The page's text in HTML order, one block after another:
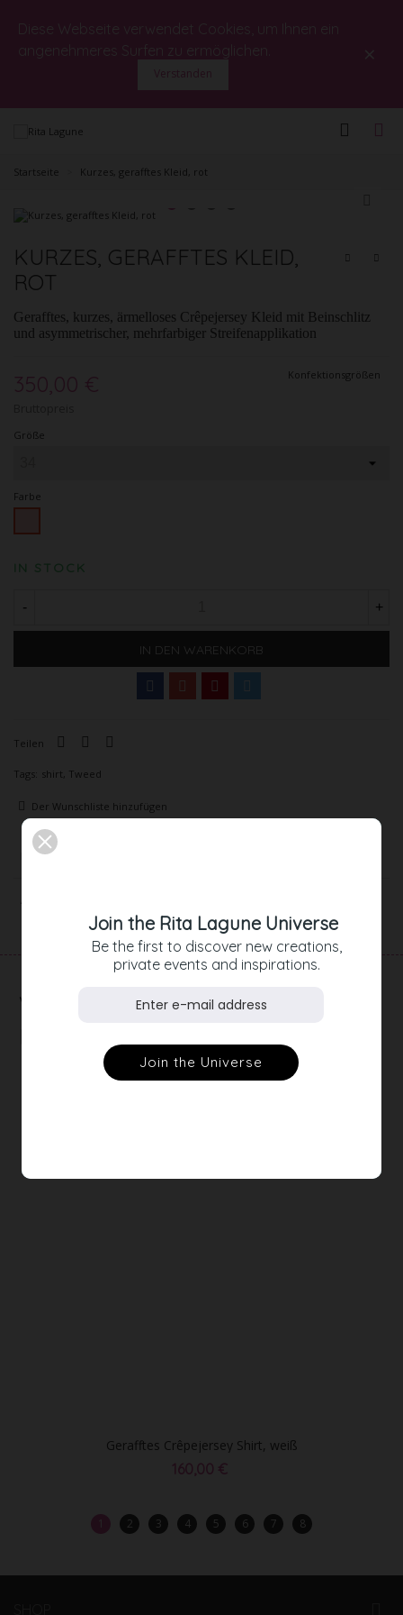
Diese Webseite verwendet Cookies, um Ihnen ein
angenehmeres Surfen zu ermöglichen.
Verstanden
×
Startseite Kurzes, gerafftes Kleid, rot
KURZES, GERAFFTES KLEID,
ROT
Gerafftes, kurzes, ärmelloses Crêpejersey Kleid mit Beinschlitz
und asymmetrischer, mehrfarbiger Streifenapplikation
350,00 € Konfektionsgrößen
Größe
Farbe
IN STOCK
- +
IN DEN WARENKORB
Teilen
Tags: shirt, Tweed
Der Wunschliste hinzufügen
Beschreibung
Artikeldetails
RELATED
Gerafftes Crêpejersey Shirt, weiß
160,00 €
2 3 4 5 6 7 8
Join the Rita Lagune Universe
Be the first to discover new creations,
private events and inspirations.